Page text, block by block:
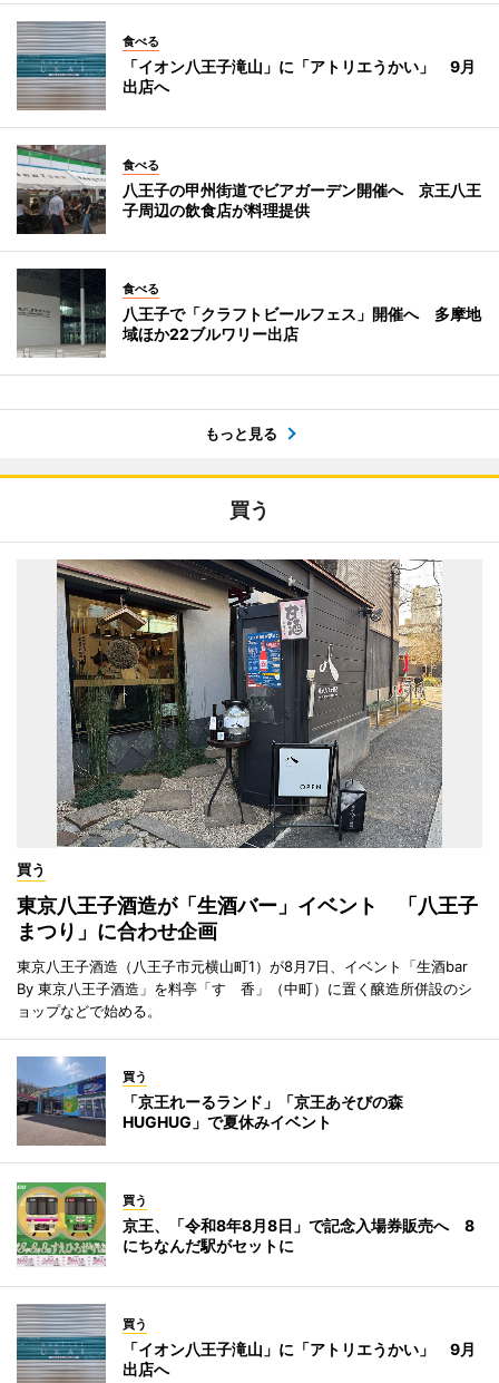
食べる
「イオン八王子滝山」に「アトリエうかい」 9月
出店へ
食べる
八王子の甲州街道でビアガーデン開催へ 京王八王
子周辺の飲食店が料理提供
食べる
八王子で「クラフトビールフェス」開催へ 多摩地
域ほか22ブルワリー出店
もっと見る
買う
買う
東京八王子酒造が「生酒バー」イベント 「八王子
まつり」に合わせ企画
東京八王子酒造（八王子市元横山町1）が8月7日、イベント「生酒bar
By 東京八王子酒造」を料亭「すゞ香」（中町）に置く醸造所併設のシ
ョップなどで始める。
買う
「京王れーるランド」「京王あそびの森
HUGHUG」で夏休みイベント
買う
京王、「令和8年8月8日」で記念入場券販売へ 8
にちなんだ駅がセットに
買う
「イオン八王子滝山」に「アトリエうかい」 9月
出店へ